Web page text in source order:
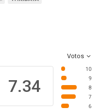
Votos
7.34
10
9
8
7
6